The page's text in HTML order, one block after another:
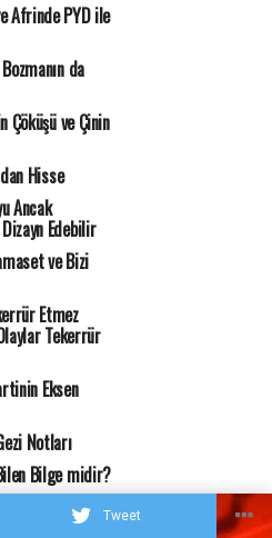
Tweet
Afrinde PYD ile
da
Çöküşü ve Çinin
Hisse
Ancak
Edebilir
ve Bizi
Etmez
Tekerrür
Eksen
Notları
Bilge midir?
İdlib Felaketimiz